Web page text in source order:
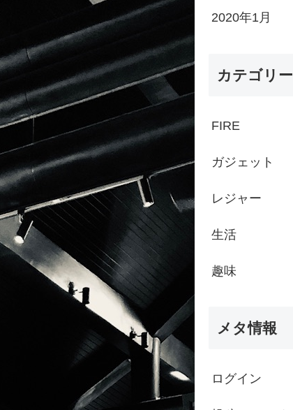
2020年1月
カテゴリー
FIRE
ガジェット
レジャー
生活
趣味
メタ情報
ログイン